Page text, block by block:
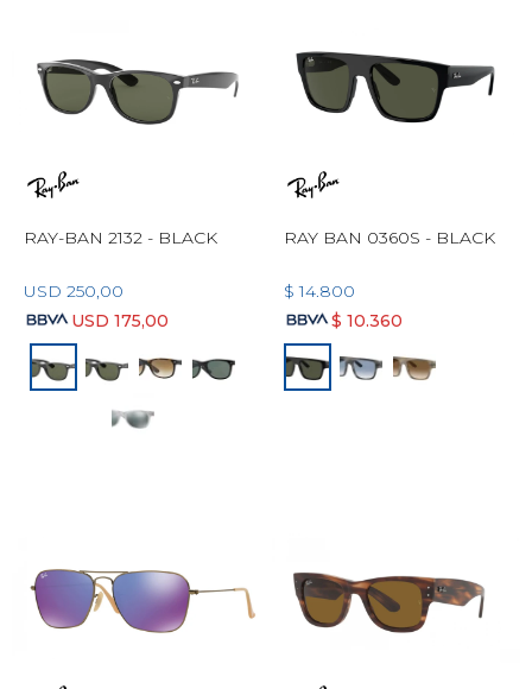
RAY-BAN 2132 - BLACK
USD 250,00
USD 175,00
RAY BAN 0360S - BLACK
$ 14.800
$ 10.360